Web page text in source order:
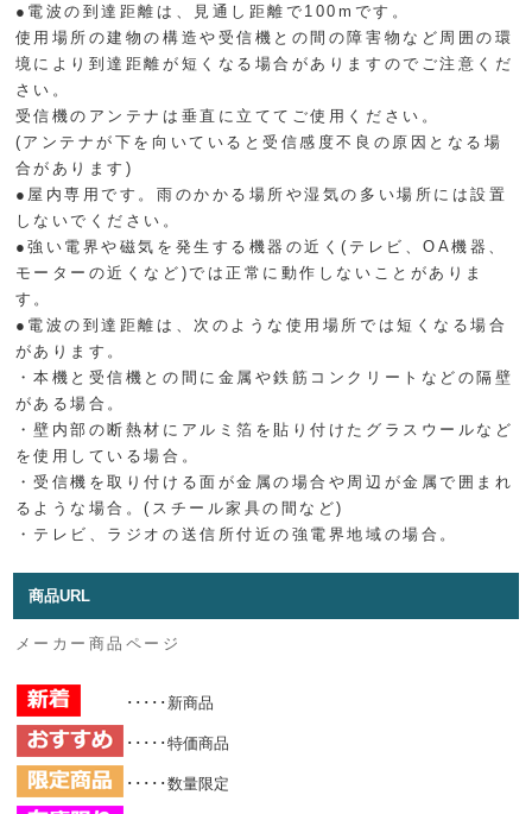
●電波の到達距離は、見通し距離で100mです。
使用場所の建物の構造や受信機との間の障害物など周囲の環
境により到達距離が短くなる場合がありますのでご注意くだ
さい。
受信機のアンテナは垂直に立ててご使用ください。
(アンテナが下を向いていると受信感度不良の原因となる場
合があります)
●屋内専用です。雨のかかる場所や湿気の多い場所には設置
しないでください。
●強い電界や磁気を発生する機器の近く(テレビ、OA機器、
モーターの近くなど)では正常に動作しないことがありま
す。
●電波の到達距離は、次のような使用場所では短くなる場合
があります。
・本機と受信機との間に金属や鉄筋コンクリートなどの隔壁
がある場合。
・壁内部の断熱材にアルミ箔を貼り付けたグラスウールなど
を使用している場合。
・受信機を取り付ける面が金属の場合や周辺が金属で囲まれ
るような場合。(スチール家具の間など)
・テレビ、ラジオの送信所付近の強電界地域の場合。
商品URL
メーカー商品ページ
･････新商品
･････特価商品
･････数量限定